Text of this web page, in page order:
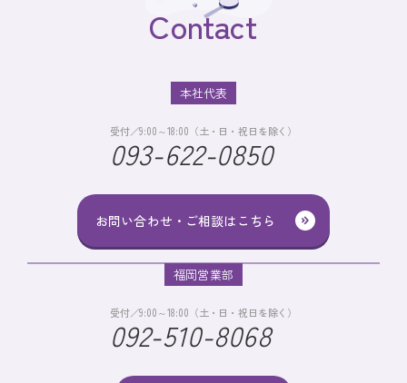
Contact
お問い合わせ・ご相談はこちら
本社代表
受付／9:00～18:00（土・日・祝日を除く）
093-622-0850
福岡営業部
受付／9:00～18:00（土・日・祝日を除く）
092-510-8068